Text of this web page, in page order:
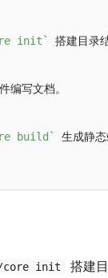
init` 搭建目录
写文档。
build` 生成静态
core init 搭建